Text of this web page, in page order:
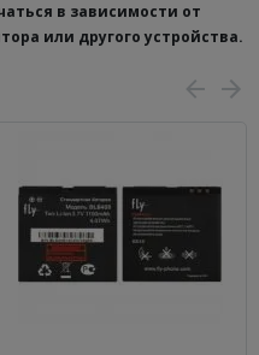
в зависимости от
или другого устройства.